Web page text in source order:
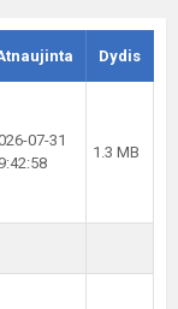
Dydis
07-31
1.3 MB